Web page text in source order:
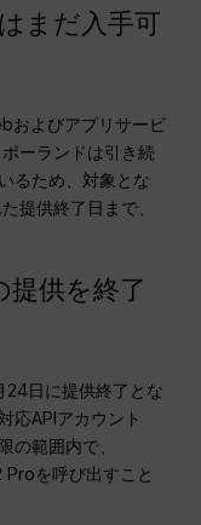
まだ入手可
およびアプリサービ
ーランドは引き続
るため、対象とな
提供終了日まで、
供を終了
日に提供終了とな
応APIアカウント
の範囲内で、
を呼び出すこと